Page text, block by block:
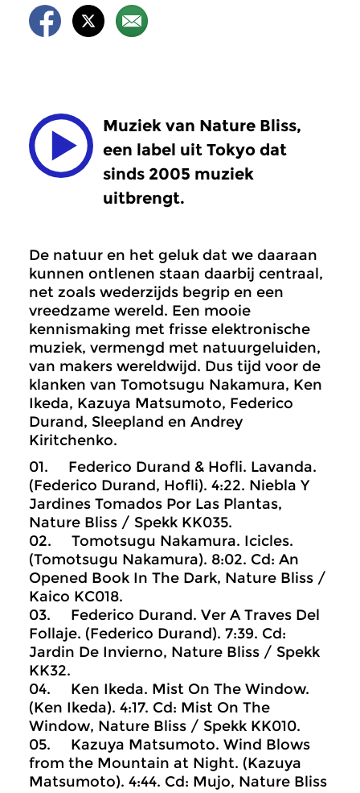
Muziek van Nature Bliss,
een label uit Tokyo dat
sinds 2005 muziek
uitbrengt.
De natuur en het geluk dat we daaraan
kunnen ontlenen staan daarbij centraal,
net zoals wederzijds begrip en een
vreedzame wereld. Een mooie
kennismaking met frisse elektronische
muziek, vermengd met natuurgeluiden,
van makers wereldwijd. Dus tijd voor de
klanken van Tomotsugu Nakamura, Ken
Ikeda, Kazuya Matsumoto, Federico
Durand, Sleepland en Andrey
Kiritchenko.
01. Federico Durand & Hofli. Lavanda.
(Federico Durand, Hofli). 4:22. Niebla Y
Jardines Tomados Por Las Plantas,
Nature Bliss / Spekk KK035.
02. Tomotsugu Nakamura. Icicles.
(Tomotsugu Nakamura). 8:02. Cd: An
Opened Book In The Dark, Nature Bliss /
Kaico KC018.
03. Federico Durand. Ver A Traves Del
Follaje. (Federico Durand). 7:39. Cd:
Jardin De Invierno, Nature Bliss / Spekk
KK32.
04. Ken Ikeda. Mist On The Window.
(Ken Ikeda). 4:17. Cd: Mist On The
Window, Nature Bliss / Spekk KK010.
05. Kazuya Matsumoto. Wind Blows
from the Mountain at Night. (Kazuya
Matsumoto). 4:44. Cd: Mujo, Nature Bliss